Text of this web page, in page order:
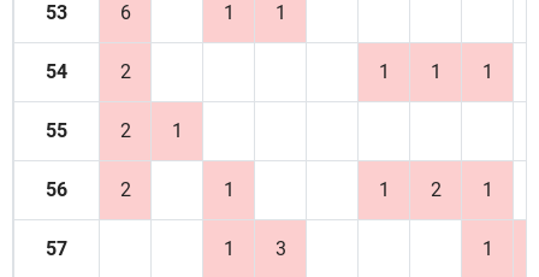
53 6 1 1
54 2 1 1 1
55 2 1
56 2 1 1 2 1
57 1 3 1